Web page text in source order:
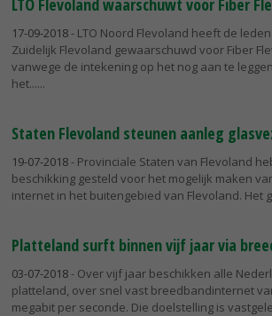
LTO Flevoland waarschuwt voor Fiber
17-09-2018- LTO Noord Flevoland heeft de
Zuidelijk Flevoland gewaarschuwd voor Fiber
vanwege de intekening op het nog aan te
het...
Staten Flevoland steunen aanleg
19-07-2018- Provinciale Staten van Flevoland
beschikking gesteld voor het mogelijk maken
internet in het buitengebied van Flevoland. Het
Platteland surft binnen vijf jaar via
03-07-2018- Over vijf jaar beschikken alle
platteland, over snel vast breedbandinternet
megabit per seconde. Die doelstelling is